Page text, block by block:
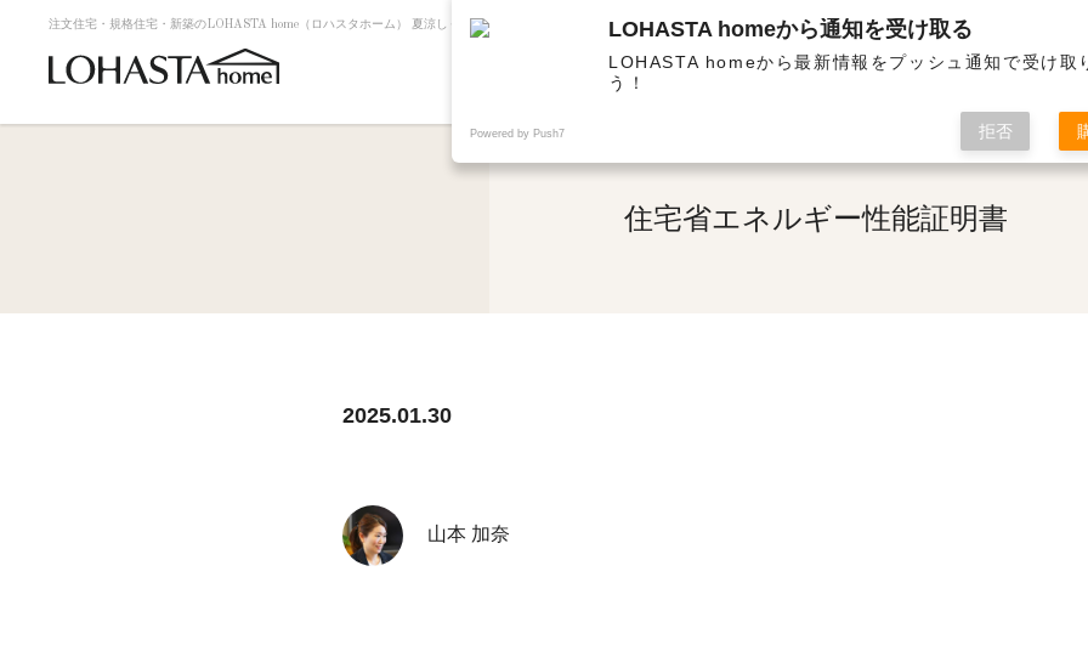
注文住宅・規格住宅・新築のLOHASTA home（ロハスタホーム） 夏涼しく冬暖かい高断熱・高気密の高性能住宅 | 住宅省エネルギー性能証明書
住宅省エネルギー性能証明書
2025.01.30
山本 加奈
LOHASTA homeから通知を受け取る
LOHASTA homeから最新情報をプッシュ通知で受け取
う！
Powered by Push7 拒否